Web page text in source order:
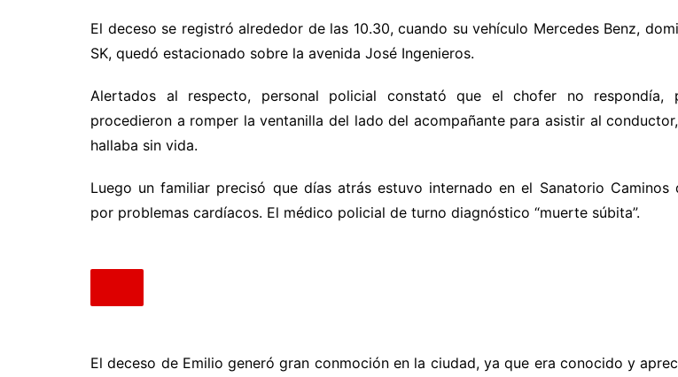
El deceso se registró alrededor de las 10.30, cuando su vehículo Mercedes Benz,
SK, quedó estacionado sobre la avenida José Ingenieros.
Alertados al respecto, personal policial constató que el chofer no respondía,
procedieron a romper la ventanilla del lado del acompañante para asistir al
hallaba sin vida.
Luego un familiar precisó que días atrás estuvo internado en el Sanatorio Caminos
por problemas cardíacos. El médico policial de turno diagnóstico “muerte súbita”.
El deceso de Emilio generó gran conmoción en la ciudad, ya que era conocido y